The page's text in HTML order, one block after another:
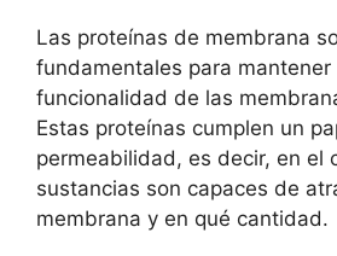
Las​ proteínas de‍ membrana‍
fundamentales para
funcionalidad de ​las
Estas proteínas⁢ cumplen un‍
permeabilidad,⁣ es decir, ​en el
sustancias son capaces de
membrana y en⁣ qué cantidad.